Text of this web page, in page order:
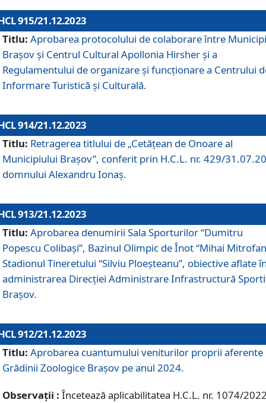
915/21.12.2023
Titlu: Aprobarea protocolului de colaborare între
Brașov și Centrul Cultural Apollonia Hirsher și a
Regulamentului de organizare și funcționare a Centrului
Informare Turistică și Culturală.
914/21.12.2023
Titlu: Retragerea titlului de „Cetățean de Onoare al
Municipiului Brașov”, conferit prin H.C.L. nr. 429/
domnului Alexandru Ionaș.
913/21.12.2023
Titlu: Aprobarea denumirii Sala Sporturilor “Dumitru
Popescu Colibași”, Bazinul Olimpic de Înot “Mihai
Stadionul Tineretului “Silviu Ploeșteanu”, obiective aflate
administrarea Direcției Administrare Infrastructură
Brașov.
912/21.12.2023
Titlu: Aprobarea cuantumului veniturilor proprii aferente
Grădinii Zoologice Braşov pe anul 2024.
Observații : Încetează aplicabilitatea H.C.L. nr. 1074/